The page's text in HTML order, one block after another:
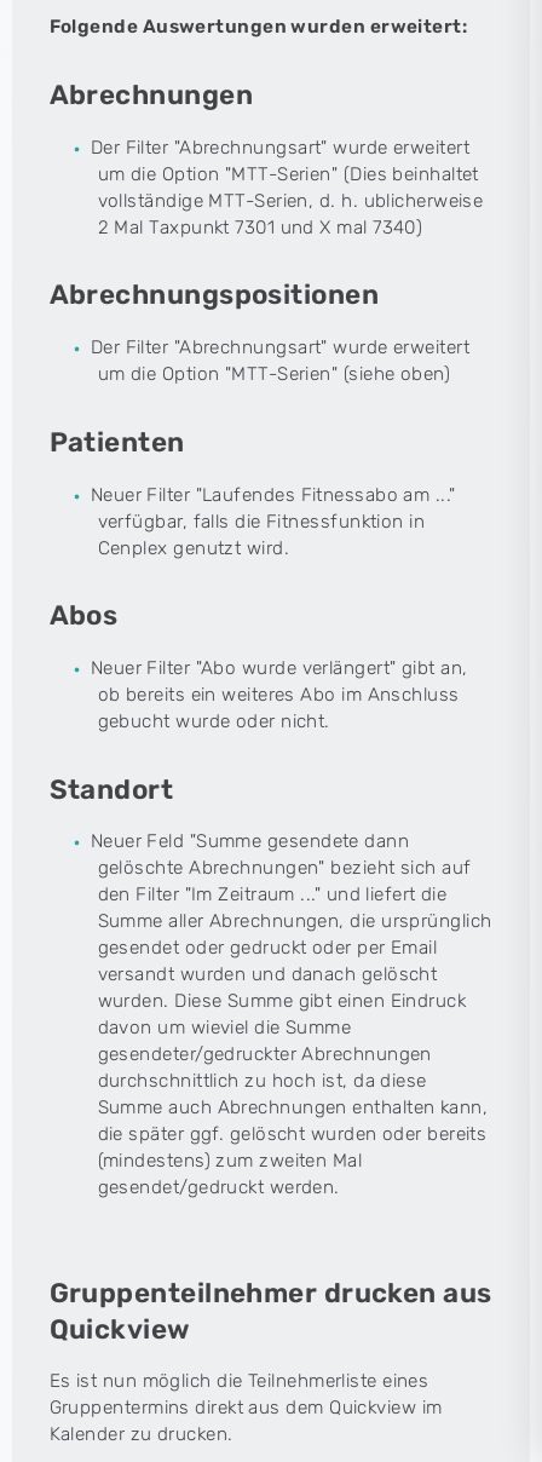
Folgende Auswertungen wurden erweitert:
Abrechnungen
Der Filter "Abrechnungsart" wurde erweitert
um die Option "MTT-Serien" (Dies beinhaltet
vollständige MTT-Serien, d. h. ublicherweise
2 Mal Taxpunkt 7301 und X mal 7340)
Abrechnungspositionen
Der Filter "Abrechnungsart" wurde erweitert
um die Option "MTT-Serien" (siehe oben)
Patienten
Neuer Filter "Laufendes Fitnessabo am ..."
verfügbar, falls die Fitnessfunktion in
Cenplex genutzt wird.
Abos
Neuer Filter "Abo wurde verlängert" gibt an,
ob bereits ein weiteres Abo im Anschluss
gebucht wurde oder nicht.
Standort
Neuer Feld "Summe gesendete dann
gelöschte Abrechnungen" bezieht sich auf
den Filter "Im Zeitraum ..." und liefert die
Summe aller Abrechnungen, die ursprünglich
gesendet oder gedruckt oder per Email
versandt wurden und danach gelöscht
wurden. Diese Summe gibt einen Eindruck
davon um wieviel die Summe
gesendeter/gedruckter Abrechnungen
durchschnittlich zu hoch ist, da diese
Summe auch Abrechnungen enthalten kann,
die später ggf. gelöscht wurden oder bereits
(mindestens) zum zweiten Mal
gesendet/gedruckt werden.
Gruppenteilnehmer drucken aus
Quickview
Es ist nun möglich die Teilnehmerliste eines
Gruppentermins direkt aus dem Quickview im
Kalender zu drucken.